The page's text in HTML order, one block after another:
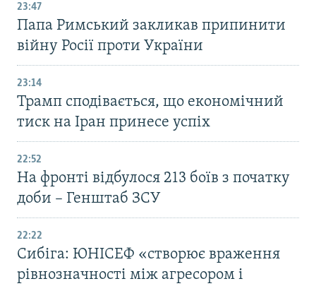
23:47
Папа Римський закликав припинити
війну Росії проти України
23:14
Трамп сподівається, що економічний
тиск на Іран принесе успіх
22:52
На фронті відбулося 213 боїв з початку
доби – Генштаб ЗСУ
22:22
Сибіга: ЮНІСЕФ «створює враження
рівнозначності між агресором і